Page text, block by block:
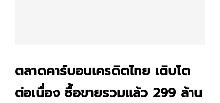
ตลาดคาร์บอนเครดิตไทย เติบโต
ต่อเนื่อง ซื้อขายรวมแล้ว 299 ล้าน